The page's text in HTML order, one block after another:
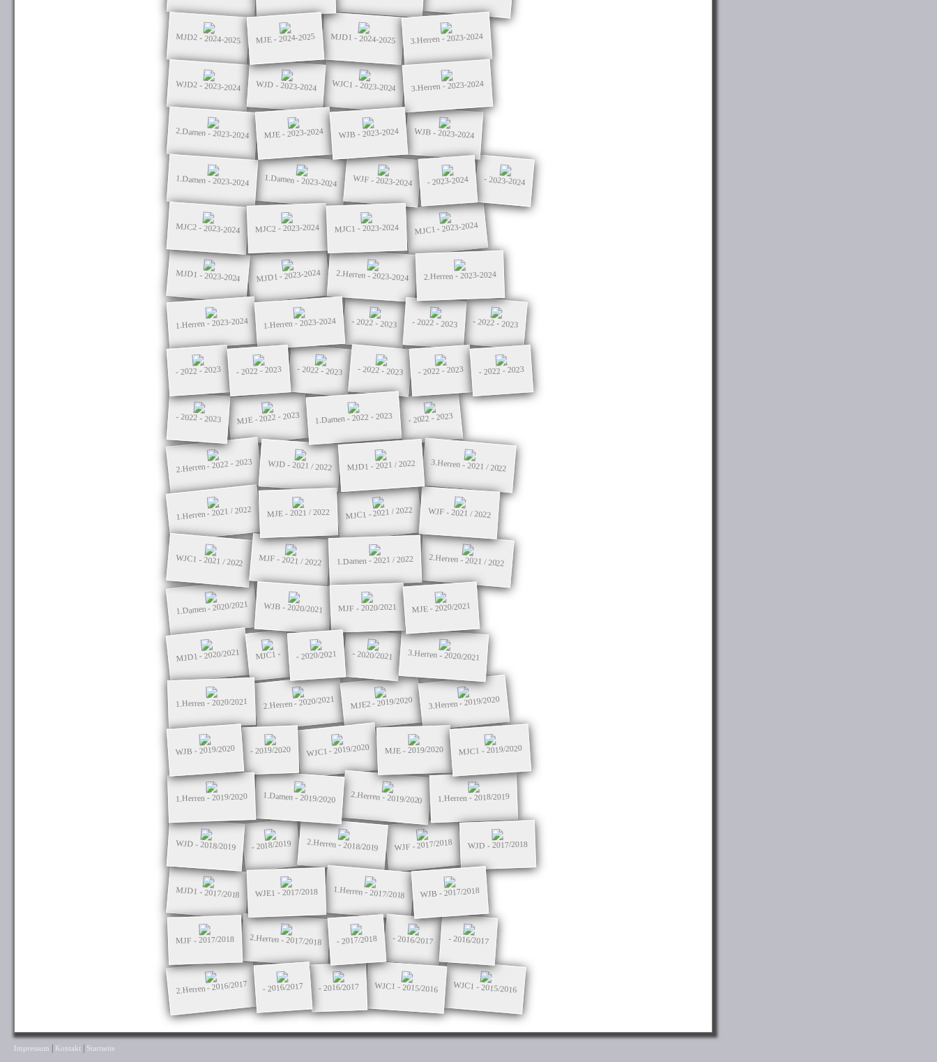
MJD2 - 2024-2025 MJE - 2024-2025 MJD1 - 2024-2025 3.Herren - 2023-2024
WJD2 - 2023-2024 WJD - 2023-2024 WJC1 - 2023-2024 3.Herren - 2023-2024
2.Damen - 2023-2024 MJE - 2023-2024 WJB - 2023-2024 WJB - 2023-2024
1.Damen - 2023-2024 1.Damen - 2023-2024 WJF - 2023-2024 - 2023-2024 - 2023-2024
MJC2 - 2023-2024 MJC2 - 2023-2024 MJC1 - 2023-2024 MJC1 - 2023-2024
MJD1 - 2023-2024 MJD1 - 2023-2024 2.Herren - 2023-2024 2.Herren - 2023-2024
1.Herren - 2023-2024 1.Herren - 2023-2024 - 2022 - 2023 - 2022 - 2023 - 2022 - 2023
- 2022 - 2023 - 2022 - 2023 - 2022 - 2023 - 2022 - 2023 - 2022 - 2023 - 2022 - 2023
- 2022 - 2023 MJE - 2022 - 2023 1.Damen - 2022 - 2023 - 2022 - 2023
2.Herren - 2022 - 2023 WJD - 2021 / 2022 MJD1 - 2021 / 2022 3.Herren - 2021 / 2022
1.Herren - 2021 / 2022 MJE - 2021 / 2022 MJC1 - 2021 / 2022 WJF - 2021 / 2022
WJC1 - 2021 / 2022 MJF - 2021 / 2022 1.Damen - 2021 / 2022 2.Herren - 2021 / 2022
1.Damen - 2020/2021 WJB - 2020/2021 MJF - 2020/2021 MJE - 2020/2021
MJD1 - 2020/2021 MJC1 - - 2020/2021 - 2020/2021 3.Herren - 2020/2021
1.Herren - 2020/2021 2.Herren - 2020/2021 MJE2 - 2019/2020 3.Herren - 2019/2020
WJB - 2019/2020 - 2019/2020 WJC1 - 2019/2020 MJE - 2019/2020 MJC1 - 2019/2020
1.Herren - 2019/2020 1.Damen - 2019/2020 2.Herren - 2019/2020 1.Herren - 2018/2019
WJD - 2018/2019 - 2018/2019 2.Herren - 2018/2019 WJF - 2017/2018 WJD - 2017/2018
MJD1 - 2017/2018 WJE1 - 2017/2018 1.Herren - 2017/2018 WJB - 2017/2018
MJF - 2017/2018 2.Herren - 2017/2018 - 2017/2018 - 2016/2017 - 2016/2017
2.Herren - 2016/2017 - 2016/2017 - 2016/2017 WJC1 - 2015/2016 WJC1 - 2015/2016
Impressum | Kontakt | Startseite